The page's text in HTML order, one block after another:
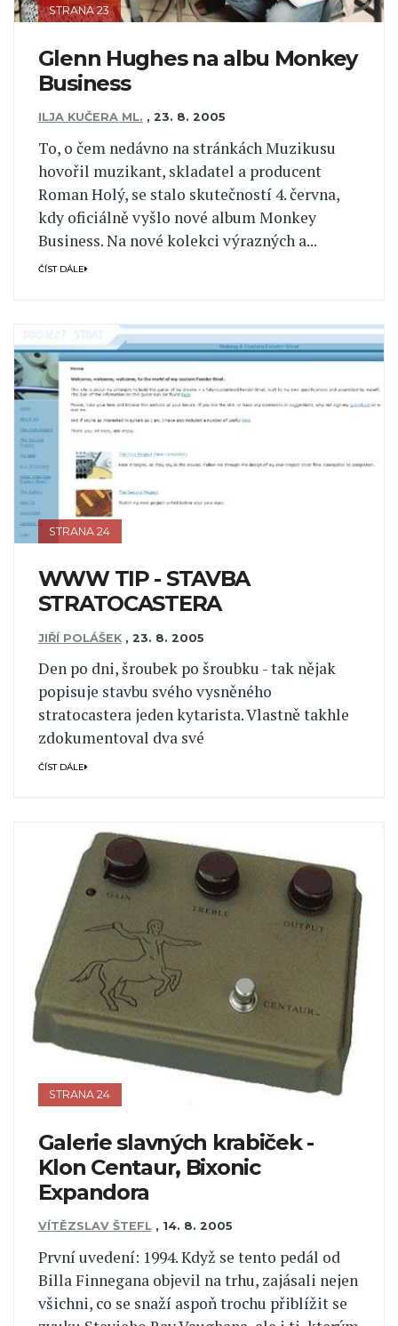
STRANA 23
Glenn Hughes na albu Monkey
Business
ILJA KUČERA ML. , 23. 8. 2005
To, o čem nedávno na stránkách Muzikusu
hovořil muzikant, skladatel a producent
Roman Holý, se stalo skutečností 4. června,
kdy oficiálně vyšlo nové album Monkey
Business. Na nové kolekci výrazných a...
ČÍST DÁLE
STRANA 24
WWW TIP - STAVBA
STRATOCASTERA
JIŘÍ POLÁŠEK , 23. 8. 2005
Den po dni, šroubek po šroubku - tak nějak
popisuje stavbu svého vysněného
stratocastera jeden kytarista. Vlastně takhle
zdokumentoval dva své
ČÍST DÁLE
STRANA 24
Galerie slavných krabiček -
Klon Centaur, Bixonic
Expandora
VÍTĚZSLAV ŠTEFL , 14. 8. 2005
První uvedení: 1994. Když se tento pedál od
Billa Finnegana objevil na trhu, zajásali nejen
všichni, co se snaží aspoň trochu přiblížit se